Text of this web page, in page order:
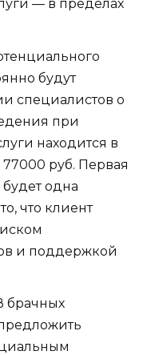
— в пределах
будут
специалистов о
при
находится в
руб. Первая
будет одна
что клиент
и поддержкой
брачных